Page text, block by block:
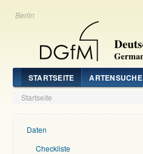
Berlin
STARTSEITE ARTENSUCHE
Startseite
Daten
Checkliste